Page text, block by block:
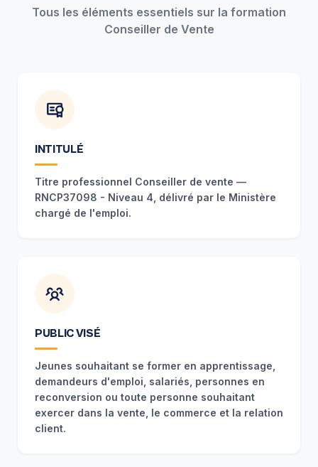
Tous les éléments essentiels sur la formation
Conseiller de Vente
INTITULÉ
Titre professionnel Conseiller de vente —
RNCP37098 - Niveau 4, délivré par le Ministère
chargé de l'emploi.
PUBLIC VISÉ
Jeunes souhaitant se former en apprentissage,
demandeurs d'emploi, salariés, personnes en
reconversion ou toute personne souhaitant
exercer dans la vente, le commerce et la relation
client.